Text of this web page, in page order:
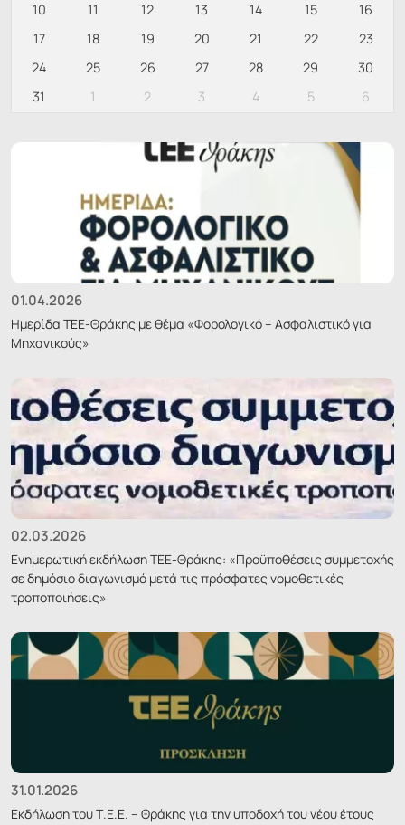
01.04.2026
Ημερίδα ΤΕΕ-Θράκης με θέμα «Φορολογικό – Ασφαλιστικό για
Μηχανικούς»
02.03.2026
Ενημερωτική εκδήλωση ΤΕΕ-Θράκης: «Προϋποθέσεις συμμετοχής
σε δημόσιο διαγωνισμό μετά τις πρόσφατες νομοθετικές
τροποποιήσεις»
31.01.2026
Εκδήλωση του Τ.Ε.Ε. – Θράκης για την υποδοχή του νέου έτους
10 11 12 13 14 15
16
17
18 19 20 21 22
23
24
25 26 27 28 29
30
31
1 2 3 4 5 6